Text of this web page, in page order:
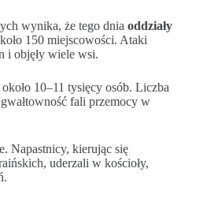
wynika, że tego dnia oddziały
150 miejscowości. Ataki
i objęły wiele wsi.
około 10–11 tysięcy osób. Liczba
fali przemocy w
Napastnicy, kierując się
uderzali w kościoły,